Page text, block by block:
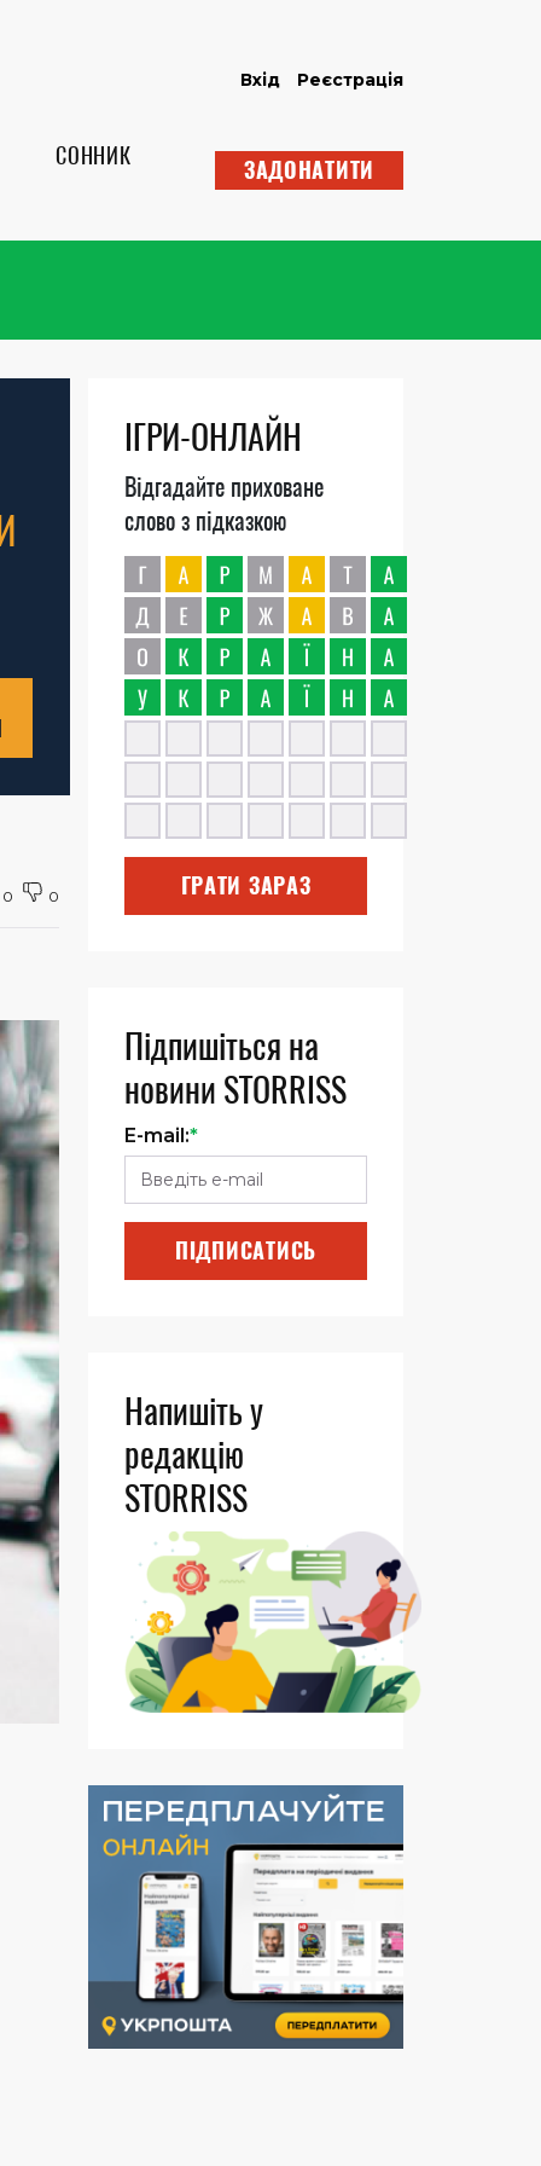
Вхід Реєстрація
СОННИК ЗАДОНАТИТИ
0 0
ІГРИ-ОНЛАЙН
Відгадайте приховане
слово з підказкою
ГРАТИ ЗАРАЗ
Підпишіться на
новини STORRISS
E-mail:*
ПІДПИСАТИСЬ
Напишіть у
редакцію
STORRISS